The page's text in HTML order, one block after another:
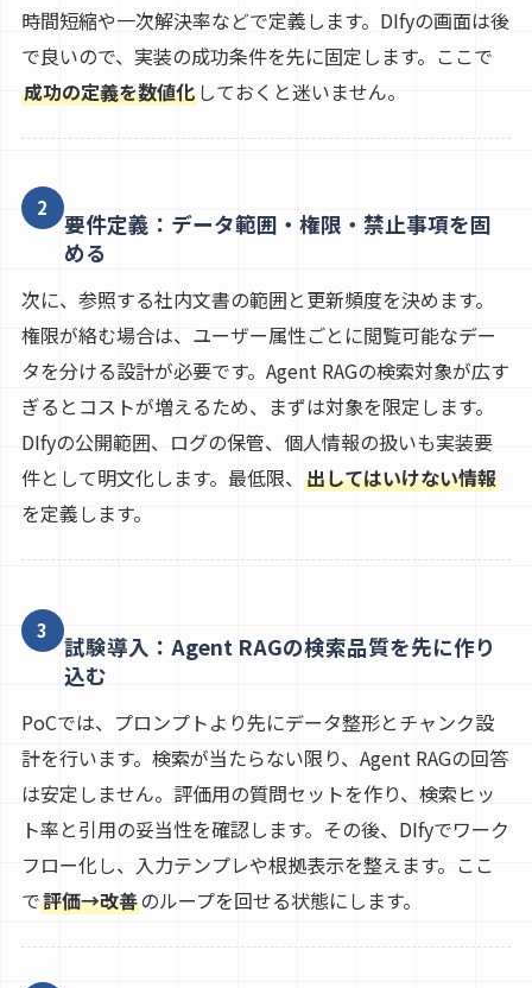
時間短縮や一次解決率などで定義します。DIfyの画面は後
で良いので、実装の成功条件を先に固定します。ここで
成功の定義を数値化しておくと迷いません。
2
要件定義：データ範囲・権限・禁止事項を固
める
次に、参照する社内文書の範囲と更新頻度を決めます。
権限が絡む場合は、ユーザー属性ごとに閲覧可能なデー
タを分ける設計が必要です。Agent RAGの検索対象が広す
ぎるとコストが増えるため、まずは対象を限定します。
DIfyの公開範囲、ログの保管、個人情報の扱いも実装要
件として明文化します。最低限、 出してはいけない情報
を定義します。
3
試験導入：Agent RAGの検索品質を先に作り
込む
PoCでは、プロンプトより先にデータ整形とチャンク設
計を行います。検索が当たらない限り、Agent RAGの回答
は安定しません。評価用の質問セットを作り、検索ヒッ
ト率と引用の妥当性を確認します。その後、DIfyでワーク
フロー化し、入力テンプレや根拠表示を整えます。ここ
で評価→改善のループを回せる状態にします。